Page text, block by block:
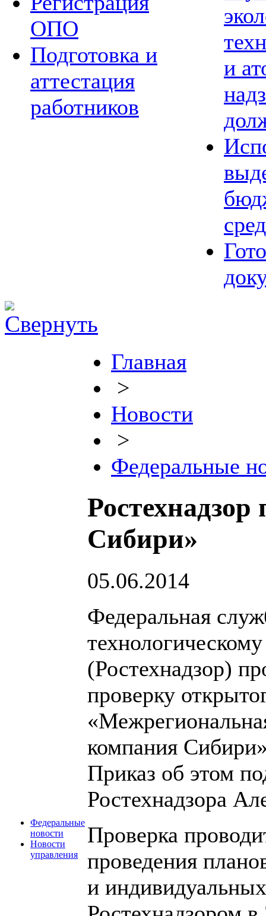
ОПО
Подготовка и
аттестация
работников
и
Федеральные
новости
Новости
управления
Главная
>
Новости
>
Федеральные
Сибири»
05.06.2014
Федеральная
(Ростехнадзор)
проверку
компания
Приказ об этом
Ростехнадзора
Проверка
проведения
и